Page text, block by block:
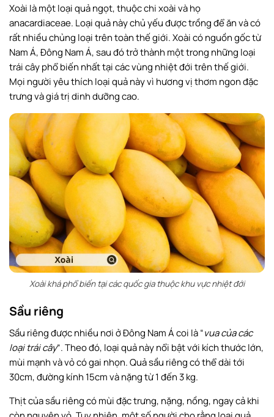
Xoài là một loại quả ngọt, thuộc chi xoài và họ
anacardiaceae. Loại quả này chủ yếu được trồng để ăn và có
rất nhiều chủng loại trên toàn thế giới. Xoài có nguồn gốc từ
Nam Á, Đông Nam Á, sau đó trở thành một trong những loại
trái cây phổ biến nhất tại các vùng nhiệt đới trên thế giới.
Mọi người yêu thích loại quả này vì hương vị thơm ngon đặc
trưng và giá trị dinh dưỡng cao.
Xoài khá phổ biến tại các quốc gia thuộc khu vực nhiệt đới
Sầu riêng
Sầu riêng được nhiều nơi ở Đông Nam Á coi là “vua của các
loại trái cây“. Theo đó, loại quả này nổi bật với kích thước lớn,
mùi mạnh và vỏ có gai nhọn. Quả sầu riêng có thể dài tới
30cm, đường kính 15cm và nặng từ 1 đến 3 kg.
Thịt của sầu riêng có mùi đặc trưng, nặng, nồng, ngay cả khi